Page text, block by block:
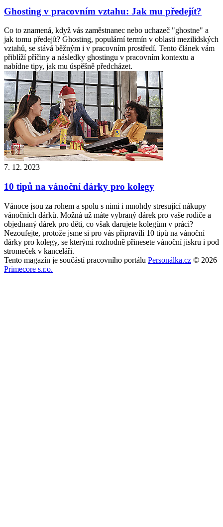
Ghosting v pracovním vztahu: Jak mu předejít?
Co to znamená, když vás zaměstnanec nebo uchazeč "ghostne" a
jak tomu předejít? Ghosting, populární termín v oblasti mezilidských
vztahů, se stává běžným i v pracovním prostředí. Tento článek vám
přiblíží příčiny a následky ghostingu v pracovním kontextu a
nabídne tipy, jak mu úspěšně předcházet.
7. 12. 2023
10 tipů na vánoční dárky pro kolegy
Vánoce jsou za rohem a spolu s nimi i mnohdy stresující nákupy
vánočních dárků. Možná už máte vybraný dárek pro vaše rodiče a
objednaný dárek pro děti, co však darujete kolegům v práci?
Nezoufejte, protože jsme si pro vás připravili 10 tipů na vánoční
dárky pro kolegy, se kterými rozhodně přinesete vánoční jiskru i pod
stromeček v kanceláři.
Tento magazín je součástí pracovního portálu Personálka.cz © 2026
Primecore s.r.o.